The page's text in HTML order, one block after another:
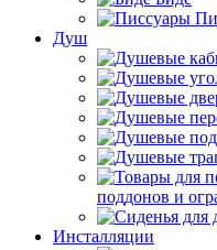
Душ
поддонов и
Инсталляции